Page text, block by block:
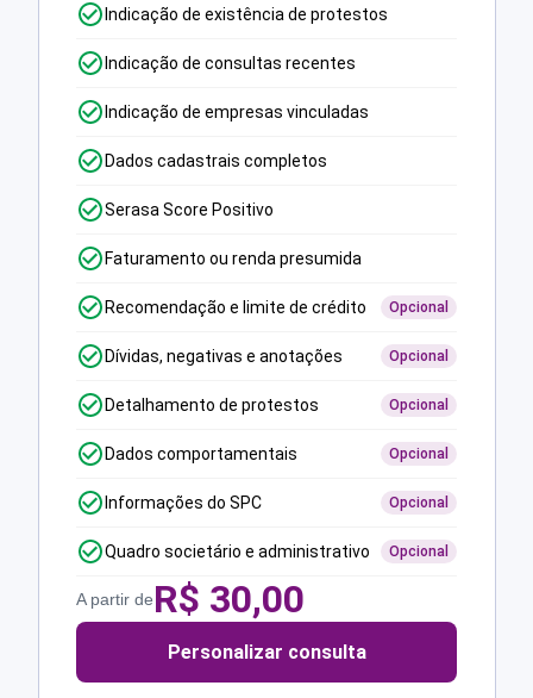
Indicação de existência de protestos
Indicação de consultas recentes
Indicação de empresas vinculadas
Dados cadastrais completos
Serasa Score Positivo
Faturamento ou renda presumida
Recomendação e limite de crédito Opcional
Dívidas, negativas e anotações Opcional
Detalhamento de protestos Opcional
Dados comportamentais Opcional
Informações do SPC Opcional
Quadro societário e administrativo Opcional
A partir deR$ 30,00
Personalizar consulta